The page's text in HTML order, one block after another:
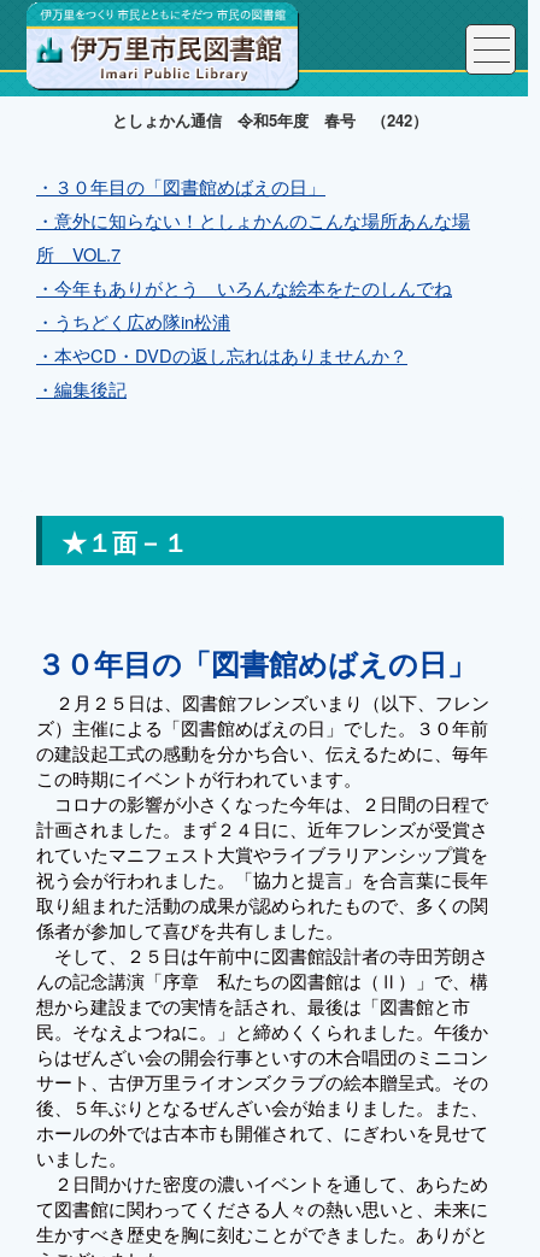
としょかん通信 令和5年度 春号 （242）
・３０年目の「図書館めばえの日」
・意外に知らない！としょかんのこんな場所あんな場
所 VOL.7
・今年もありがとう いろんな絵本をたのしんでね
・うちどく広め隊in松浦
・本やCD・DVDの返し忘れはありませんか？
・編集後記
★１面－１
３０年目の「図書館めばえの日」
２月２５日は、図書館フレンズいまり（以下、フレン
ズ）主催による「図書館めばえの日」でした。３０年前
の建設起工式の感動を分かち合い、伝えるために、毎年
この時期にイベントが行われています。
コロナの影響が小さくなった今年は、２日間の日程で
計画されました。まず２４日に、近年フレンズが受賞さ
れていたマニフェスト大賞やライブラリアンシップ賞を
祝う会が行われました。「協力と提言」を合言葉に長年
取り組まれた活動の成果が認められたもので、多くの関
係者が参加して喜びを共有しました。
そして、２５日は午前中に図書館設計者の寺田芳朗さ
んの記念講演「序章 私たちの図書館は（Ⅱ）」で、構
想から建設までの実情を話され、最後は「図書館と市
民。そなえよつねに。」と締めくくられました。午後か
らはぜんざい会の開会行事といすの木合唱団のミニコン
サート、古伊万里ライオンズクラブの絵本贈呈式。その
後、５年ぶりとなるぜんざい会が始まりました。また、
ホールの外では古本市も開催されて、にぎわいを見せて
いました。
２日間かけた密度の濃いイベントを通して、あらため
て図書館に関わってくださる人々の熱い思いと、未来に
生かすべき歴史を胸に刻むことができました。ありがと